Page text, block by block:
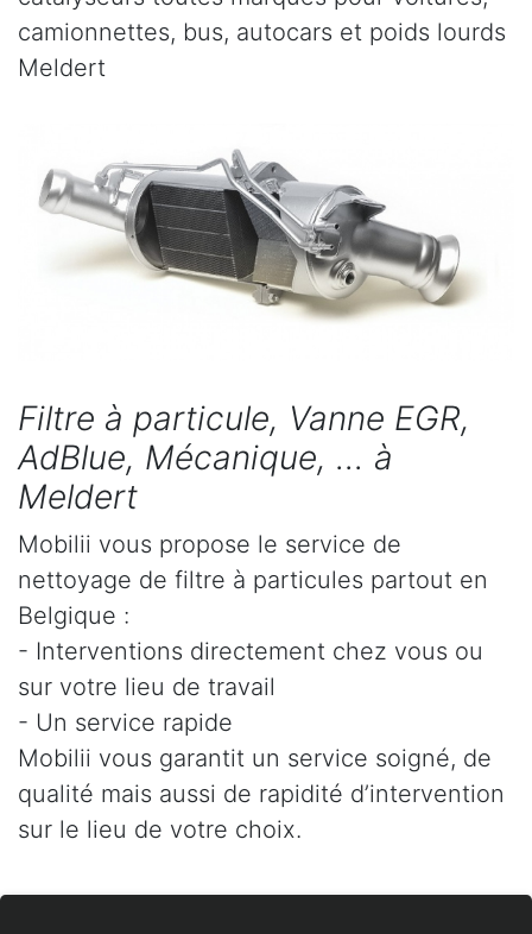
camionnettes, bus, autocars et poids lourds
Meldert
Filtre à particule, Vanne EGR,
AdBlue, Mécanique, ... à
Meldert
Mobilii vous propose le service de
nettoyage de filtre à particules partout en
Belgique :
- Interventions directement chez vous ou
sur votre lieu de travail
- Un service rapide
Mobilii vous garantit un service soigné, de
qualité mais aussi de rapidité d’intervention
sur le lieu de votre choix.